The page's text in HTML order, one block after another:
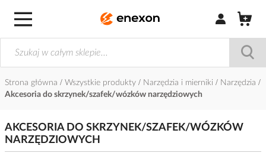
Zaloguj się /
Strona główna Wszystkie produkty Narzędzia i mierniki
Narzędzia
Akcesoria do skrzynek/szafek/wózków narzędziowych
AKCESORIA DO SKRZYNEK/SZAFEK/WÓZKÓW
NARZĘDZIOWYCH